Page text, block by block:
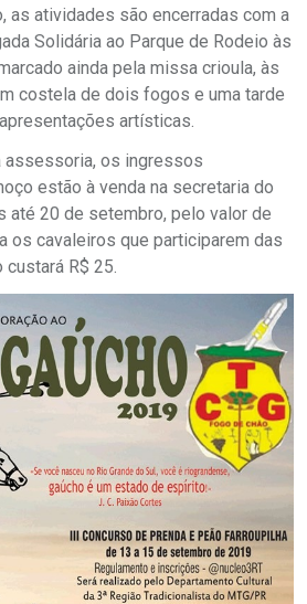
as atividades são encerradas com a
Solidária ao Parque de Rodeio às
ainda pela missa crioula, às
costela de dois fogos e uma tarde
artísticas.
assessoria, os ingressos
estão à venda na secretaria do
até 20 de setembro, pelo valor de
os cavaleiros que participarem das
R$ 25.